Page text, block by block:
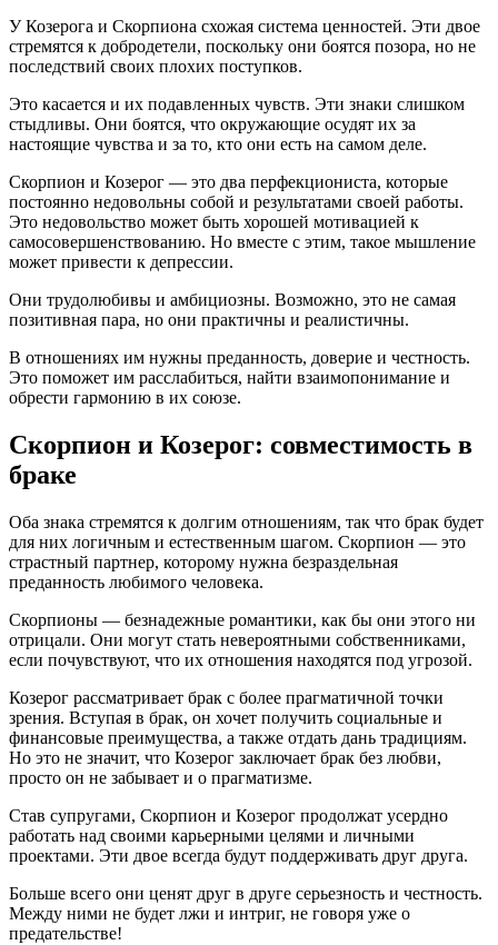
У Козерога и Скорпиона схожая система ценностей. Эти двое
стремятся к добродетели, поскольку они боятся позора, но не
последствий своих плохих поступков.
Это касается и их подавленных чувств. Эти знаки слишком
стыдливы. Они боятся, что окружающие осудят их за
настоящие чувства и за то, кто они есть на самом деле.
Скорпион и Козерог — это два перфекциониста, которые
постоянно недовольны собой и результатами своей работы.
Это недовольство может быть хорошей мотивацией к
самосовершенствованию. Но вместе с этим, такое мышление
может привести к депрессии.
Они трудолюбивы и амбициозны. Возможно, это не самая
позитивная пара, но они практичны и реалистичны.
В отношениях им нужны преданность, доверие и честность.
Это поможет им расслабиться, найти взаимопонимание и
обрести гармонию в их союзе.
Скорпион и Козерог: совместимость в
браке
Оба знака стремятся к долгим отношениям, так что брак будет
для них логичным и естественным шагом. Скорпион — это
страстный партнер, которому нужна безраздельная
преданность любимого человека.
Скорпионы — безнадежные романтики, как бы они этого ни
отрицали. Они могут стать невероятными собственниками,
если почувствуют, что их отношения находятся под угрозой.
Козерог рассматривает брак с более прагматичной точки
зрения. Вступая в брак, он хочет получить социальные и
финансовые преимущества, а также отдать дань традициям.
Но это не значит, что Козерог заключает брак без любви,
просто он не забывает и о прагматизме.
Став супругами, Скорпион и Козерог продолжат усердно
работать над своими карьерными целями и личными
проектами. Эти двое всегда будут поддерживать друг друга.
Больше всего они ценят друг в друге серьезность и честность.
Между ними не будет лжи и интриг, не говоря уже о
предательстве!